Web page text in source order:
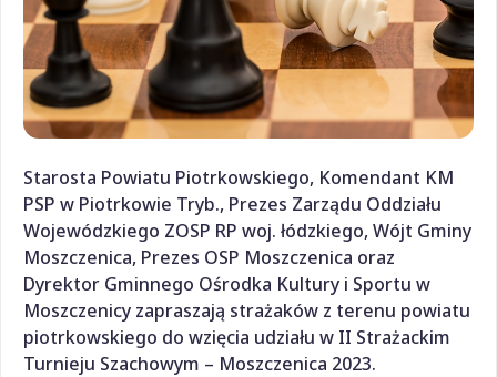
Starosta Powiatu Piotrkowskiego, Komendant KM
PSP w Piotrkowie Tryb., Prezes Zarządu Oddziału
Wojewódzkiego ZOSP RP woj. łódzkiego, Wójt Gminy
Moszczenica, Prezes OSP Moszczenica oraz
Dyrektor Gminnego Ośrodka Kultury i Sportu w
Moszczenicy zapraszają strażaków z terenu powiatu
piotrkowskiego do wzięcia udziału w II Strażackim
Turnieju Szachowym – Moszczenica 2023.